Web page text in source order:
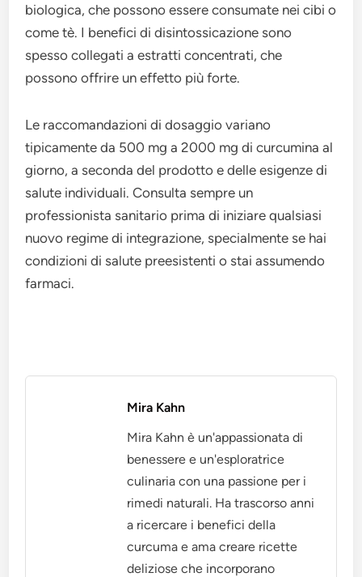
biologica, che possono essere consumate nei cibi o
come tè. I benefici di disintossicazione sono
spesso collegati a estratti concentrati, che
possono offrire un effetto più forte.
Le raccomandazioni di dosaggio variano
tipicamente da 500 mg a 2000 mg di curcumina al
giorno, a seconda del prodotto e delle esigenze di
salute individuali. Consulta sempre un
professionista sanitario prima di iniziare qualsiasi
nuovo regime di integrazione, specialmente se hai
condizioni di salute preesistenti o stai assumendo
farmaci.
Mira Kahn
Mira Kahn è un'appassionata di
benessere e un'esploratrice
culinaria con una passione per i
rimedi naturali. Ha trascorso anni
a ricercare i benefici della
curcuma e ama creare ricette
deliziose che incorporano